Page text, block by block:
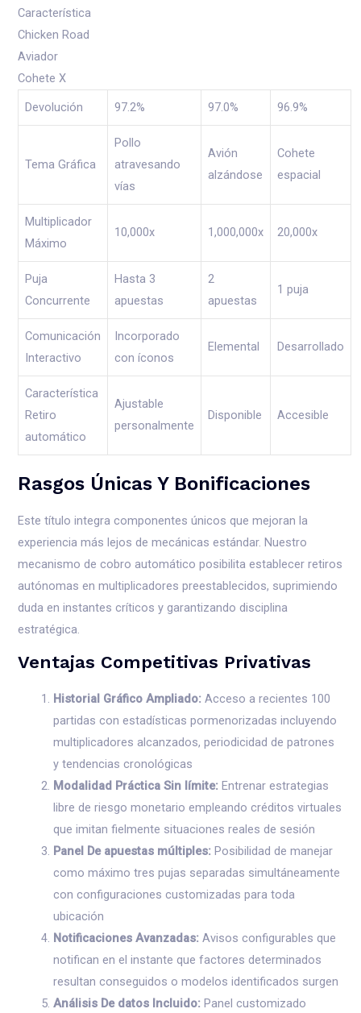
Característica
Chicken Road
Aviador
Cohete X
Devolución
97.2% 97.0% 96.9%
Tema Gráfica
Pollo
atravesando
vías
Avión
alzándose
Cohete
espacial
Multiplicador
Máximo
10,000x 1,000,000x 20,000x
Puja
Concurrente
Hasta 3
apuestas
2
apuestas
1 puja
Comunicación
Interactivo
Incorporado
con íconos
Elemental Desarrollado
Característica
Retiro
automático
Ajustable
personalmente
Disponible Accesible
Rasgos Únicas Y Bonificaciones
Este título integra componentes únicos que mejoran la
experiencia más lejos de mecánicas estándar. Nuestro
mecanismo de cobro automático posibilita establecer retiros
autónomas en multiplicadores preestablecidos, suprimiendo
duda en instantes críticos y garantizando disciplina
estratégica.
Ventajas Competitivas Privativas
Historial Gráfico Ampliado: Acceso a recientes 100
partidas con estadísticas pormenorizadas incluyendo
multiplicadores alcanzados, periodicidad de patrones
y tendencias cronológicas
Modalidad Práctica Sin límite: Entrenar estrategias
libre de riesgo monetario empleando créditos virtuales
que imitan fielmente situaciones reales de sesión
Panel De apuestas múltiples: Posibilidad de manejar
como máximo tres pujas separadas simultáneamente
con configuraciones customizadas para toda
ubicación
Notificaciones Avanzadas: Avisos configurables que
notifican en el instante que factores determinados
resultan conseguidos o modelos identificados surgen
Análisis De datos Incluido: Panel customizado